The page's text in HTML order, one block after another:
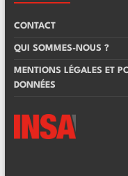
CONTACT
QUI SOMMES-NOUS ?
MENTIONS LÉGALES ET
DONNÉES